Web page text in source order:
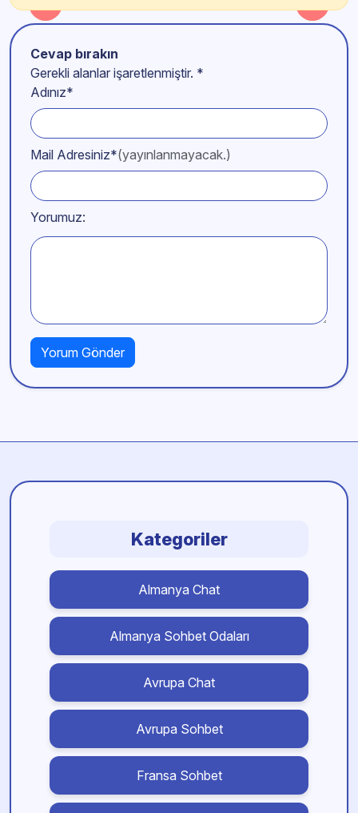
Cevap bırakın
Gerekli alanlar işaretlenmiştir. *
Adınız*
Mail Adresiniz*(yayınlanmayacak.)
Yorumuz:
Kategoriler
Almanya Chat
Almanya Sohbet Odaları
Avrupa Chat
Avrupa Sohbet
Fransa Sohbet